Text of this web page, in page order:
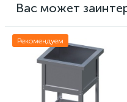
Вас может
Рекомендуем